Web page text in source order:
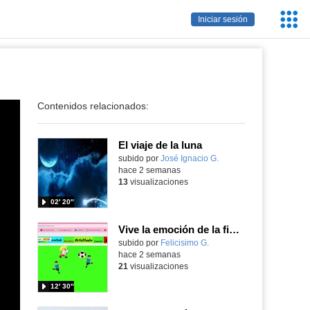
Iniciar sesión
Contenidos relacionados:
El viaje de la luna
Contenido educativo.
subido por José Ignacio G.
02′ 20″
hace 2 semanas
13visualizaciones
Vive la emoción de la final del mundial programando con Scratch, un juego de toques y esquivar contrarios
Contenido educativo.
subido por Felicisimo G.
12′ 30″
hace 2 semanas
21 visualizaciones